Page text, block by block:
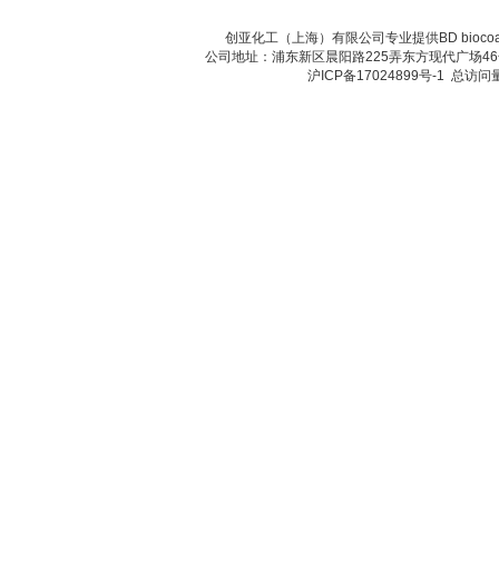
创亚化工（上海）有限公司专业提供BD
公司地址：浦东新区晨阳路225弄东方现代广场
沪ICP备17024899号-1 总访问